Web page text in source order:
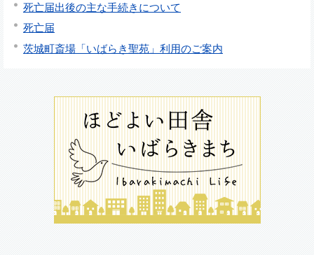
死亡届出後の主な手続きについて
死亡届
茨城町斎場「いばらき聖苑」利用のご案内